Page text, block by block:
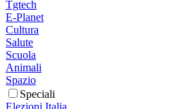
Tgtech
E-Planet
Cultura
Salute
Scuola
Animali
Spazio
Speciali